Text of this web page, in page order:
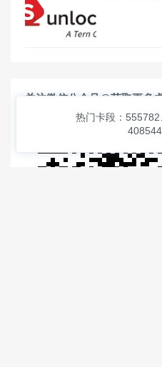
关注微信公众号@获取更多
热门卡段：555782